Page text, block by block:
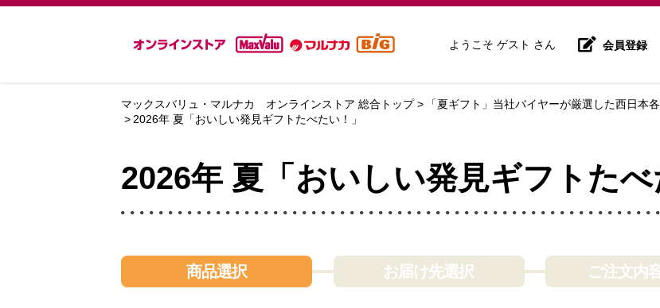
ようこそ ゲスト さん 会員登録
マックスバリュ・マルナカ オンラインストア 総合トップ
「夏ギフト」当社バイヤーが厳選した西日本
2026年 夏「おいしい発見ギフトたべたい！」
2026年 夏「おいしい発見ギフトたべ
商品選択 お届け先選択 ご注文内